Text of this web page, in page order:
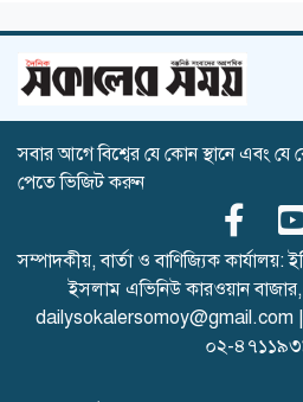
একই
সবার আগে বিশ্বের যে কোন স্থানে এবং
পেতে ভিজিট করুন
সম্পাদকীয়, বার্তা ও বাণিজ্যিক কার্যালয়:
ইসলাম এভিনিউ কারওয়ান
dailysokalersomoy@gmail.com
০২-